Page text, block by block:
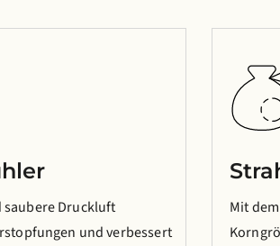
saubere Druckluft
und verbessert
Mit